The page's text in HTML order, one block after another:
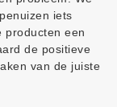
iets
producten een
de positieve
van de juiste